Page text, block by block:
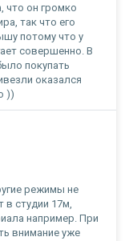
что он громко
так что его
потому что у
совершенно. В
покупать
оказался
))
режимы не
студии 17м,
например. При
внимание уже